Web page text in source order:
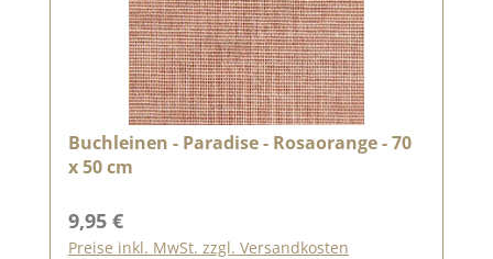
Buchleinen - Paradise - Rosaorange - 70
x 50 cm
Regulärer Preis:
9,95 €
Preise inkl. MwSt. zzgl. Versandkosten